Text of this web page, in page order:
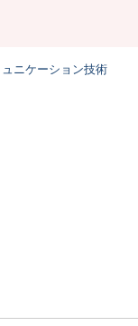
ニケーション技術